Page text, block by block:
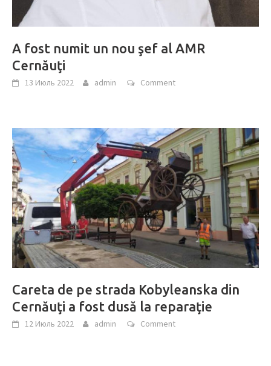
A fost numit un nou şef al AMR
Cernăuţi
13 Июль 2022 admin Comment
Careta de pe strada Kobyleanska din
Cernăuţi a fost dusă la reparaţie
12 Июль 2022 admin Comment